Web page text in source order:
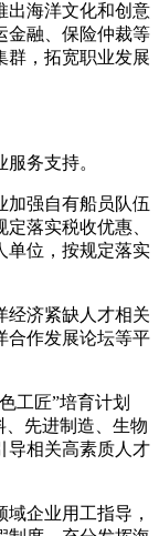
海洋文化和创意
金融、保险仲裁等
群，拓宽职业发展
务支持。
强自有船员队伍
落实税收优惠、
单位，按规定落实
济紧缺人才相关
合作发展论坛等平
匠”培育计划
、先进制造、生物
导相关高素质人才
企业用工指导，